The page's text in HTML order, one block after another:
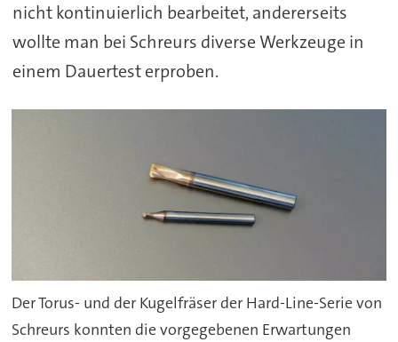
nicht kontinuierlich bearbeitet, andererseits
wollte man bei Schreurs diverse Werkzeuge in
einem Dauertest erproben.
Der Torus- und der Kugelfräser der Hard-Line-Serie von
Schreurs konnten die vorgegebenen Erwartungen